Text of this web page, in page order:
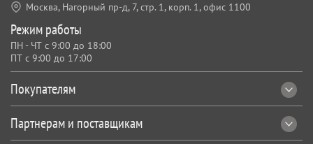
Покупателям
Партнерам и поставщикам
Москва, Нагорный пр-д, 7, стр. 1, корп. 1, офис 1100
Режим работы
ПН - ЧТ с 9:00 до 18:00
ПТ с 9:00 до 17:00